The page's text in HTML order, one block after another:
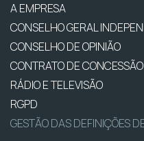
A EMPRESA
CONSELHO GERAL
CONSELHO DE OPINIÃO
CONTRATO DE
RÁDIO E TELEVISÃO
RGPD
GESTÃO DAS DEFINIÇÕES